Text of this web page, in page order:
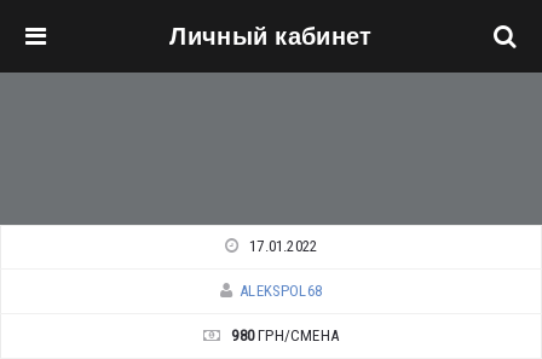
Личный кабинет
17.01.2022
ALEKSPOL68
980 ГРН/СМЕНА